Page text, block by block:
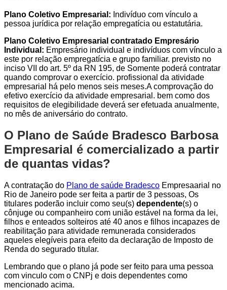
Plano Coletivo Empresarial: Indivíduo com vínculo a
pessoa jurídica por relação empregatícia ou estatutária.
Plano Coletivo Empresarial contratado Empresário
Individual: Empresário individual e indivíduos com vínculo a
este por relação empregatícia e grupo familiar. previsto no
inciso VII do art. 5º da RN 195, de Somente poderá contratar
quando comprovar o exercício. profissional da atividade
empresarial há pelo menos seis meses.A comprovação do
efetivo exercício da atividade empresarial. bem como dos
requisitos de elegibilidade deverá ser efetuada anualmente,
no mês de aniversário do contrato.
O Plano de Saúde Bradesco Barbosa
Empresarial é comercializado a partir
de quantas vidas?
A contratação do Plano de saúde Bradesco Empresaarial no
Rio de Janeiro pode ser feita a partir de 3 pessoas, Os
titulares poderão incluir como seu(s) dependente(s) o
cônjuge ou companheiro com união estável na forma da lei,
filhos e enteados solteiros até 40 anos e filhos incapazes de
reabilitação para atividade remunerada considerados
aqueles elegíveis para efeito da declaração de Imposto de
Renda do segurado titular.
Lembrando que o plano já pode ser feito para uma pessoa
com vinculo com o CNPj e dois dependentes como
mencionado acima.